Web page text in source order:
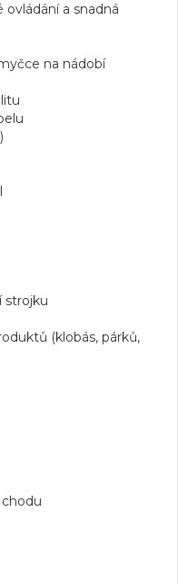
a snadná
na nádobí
strojku
(klobás, párků,